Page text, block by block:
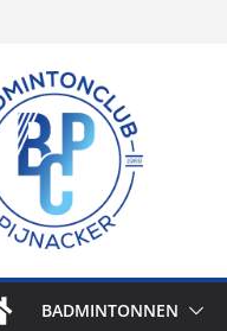
BADMINTONNEN